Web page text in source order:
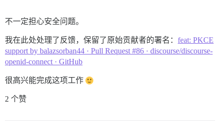
不一定担心安全问题。
我在此处处理了反馈，保留了原始贡献者的署名： feat: PKCE
support by balazsorban44 · Pull Request #86 · discourse/discourse-
openid-connect · GitHub
很高兴能完成这项工作
2 个赞